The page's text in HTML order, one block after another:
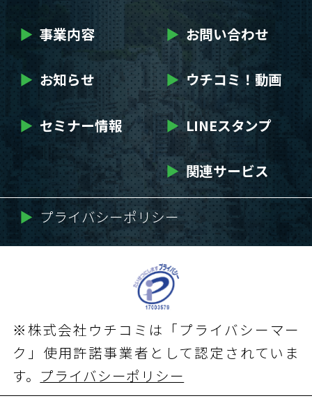
▶ 事業内容 ▶ お問い合わせ
▶ お知らせ ▶ ウチコミ！動画
▶ セミナー情報 ▶ LINEスタンプ
▶ 関連サービス
▶ プライバシーポリシー
※株式会社ウチコミは「プライバシーマー
ク」使用許諾事業者として認定されていま
す。 プライバシーポリシー